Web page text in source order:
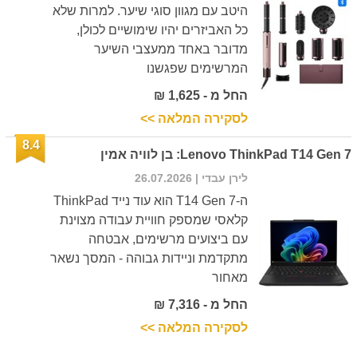
היטב עם מגוון סוגי שיער. למרות שלא
כל האביזרים יהיו שימושיים לכולן,
מדובר באחד ממעצבי השיער
המרשימים שפגשנו
החל מ - 1,625 ₪
לסקירה המלאה >>
Lenovo ThinkPad T14 Gen 7: בן לוויה אמין
8.4
לירן עבדי | 26.07.2026
ה-T14 Gen 7 הוא עוד נייד ThinkPad
קלאסי שמספק חוויית עבודה מצוינת
עם ביצועים מרשימים, אבטחה
מתקדמת וניידות גבוהה - המסך נשאר
מאחור
החל מ - 7,316 ₪
לסקירה המלאה >>